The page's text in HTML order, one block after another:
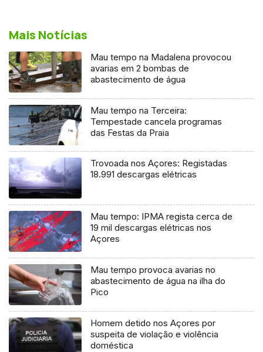
Mais Notícias
Mau tempo na Madalena provocou
avarias em 2 bombas de
abastecimento de água
Mau tempo na Terceira:
Tempestade cancela programas
das Festas da Praia
Trovoada nos Açores: Registadas
18.991 descargas elétricas
Mau tempo: IPMA regista cerca de
19 mil descargas elétricas nos
Açores
Mau tempo provoca avarias no
abastecimento de água na ilha do
Pico
Homem detido nos Açores por
suspeita de violação e violência
doméstica